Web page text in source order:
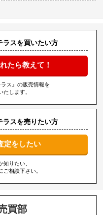
ラスを買いたい方
たら教えて！
ス』の販売情報を
たします。
ラスを売りたい方
定をしたい
知りたい、
ご相談下さい。
買部